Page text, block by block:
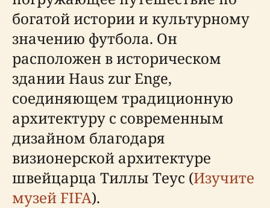
богатой истории и культурному
значению футбола. Он
расположен в историческом
здании Haus zur Enge,
соединяющем традиционную
архитектуру с современным
дизайном благодаря
визионерской архитектуре
швейцарца Тиллы Теус (Изучите
музей FIFA).